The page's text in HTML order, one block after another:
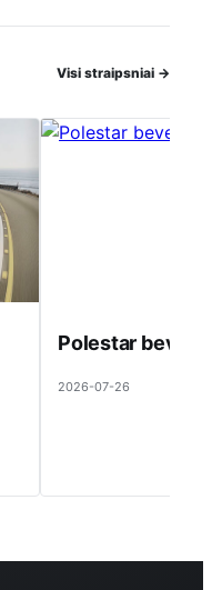
Visi straipsniai →
Polestar beveik
2026-07-26